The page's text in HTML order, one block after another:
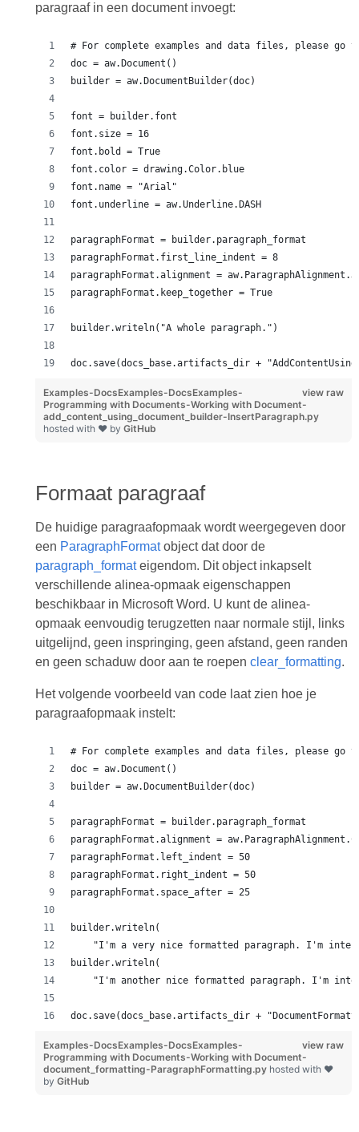
paragraaf in een document invoegt:
# For complete examples and data files, please go
doc = aw.Document()
builder = aw.DocumentBuilder(doc)
font = builder.font
font.size = 16
font.bold = True
font.color = drawing.Color.blue
font.name = "Arial"
font.underline = aw.Underline.DASH
paragraphFormat = builder.paragraph_format
paragraphFormat.first_line_indent = 8
paragraphFormat.alignment =
paragraphFormat.keep_together = True
builder.writeln("A whole paragraph.")
doc.save(docs_base.artifacts_dir +
view raw
Examples-DocsExamples-DocsExamples-
Programming with Documents-Working with Document-
add_content_using_document_builder-InsertParagraph.py
hosted with ❤ by GitHub
Formaat paragraaf
De huidige paragraafopmaak wordt weergegeven door
een ParagraphFormatobject dat door de
paragraph_formateigendom. Dit object inkapselt
verschillende alinea-opmaak eigenschappen
beschikbaar in Microsoft Word. U kunt de alinea-
opmaak eenvoudig terugzetten naar normale stijl, links
uitgelijnd, geen inspringing, geen afstand, geen randen
en geen schaduw door aan te roepen clear_formatting.
Het volgende voorbeeld van code laat zien hoe je
paragraafopmaak instelt:
# For complete examples and data files, please go
doc = aw.Document()
builder = aw.DocumentBuilder(doc)
paragraphFormat = builder.paragraph_format
paragraphFormat.alignment =
paragraphFormat.left_indent = 50
paragraphFormat.right_indent = 50
paragraphFormat.space_after = 25
builder.writeln(
"I'm a very nice formatted paragraph. I'm
builder.writeln(
"I'm another nice formatted paragraph. I'm
doc.save(docs_base.artifacts_dir +
view raw
Examples-DocsExamples-DocsExamples-
Programming with Documents-Working with Document-
document_formatting-ParagraphFormatting.py hosted with ❤
by GitHub